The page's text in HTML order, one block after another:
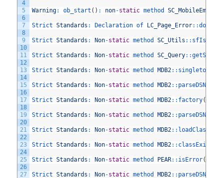
採
用
る
に
4
5
6
7
8
9
10
11
12
13
14
15
16
17
18
19
20
21
22
23
24
25
26
27
Warning: ob_start ( ) : non-static method SC_MobileEmoji
Strict Standards : Declaration of LC_Page_Error::
Strict Standards : Non-static method SC_Utils ::
Strict Standards : Non-static method SC_Query::
Strict Standards : Non-static method MDB2:: singleton
Strict Standards : Non-static method MDB2:: parseDSN
Strict Standards : Non-static method MDB2:: factory(
Strict Standards : Non-static method MDB2:: parseDSN
Strict Standards : Non-static method MDB2:: loadClass
Strict Standards : Non-static method MDB2:: classExists
Strict Standards : Non-static method PEAR:: isError(
Strict Standards : Non-static method MDB2:: parseDSN